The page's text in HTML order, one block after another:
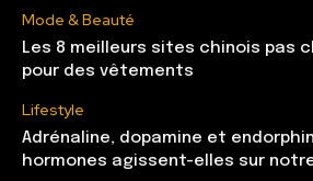
Mode & Beauté
Les 8 meilleurs sites chinois pas
pour des vêtements
Lifestyle
Adrénaline, dopamine et
hormones agissent-elles sur